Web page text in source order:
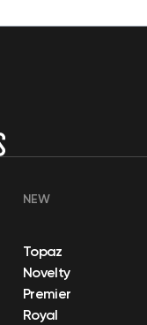
NEW
Topaz
Novelty
Premier
Royal